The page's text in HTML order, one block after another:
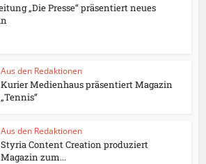
„Die Presse“ präsentiert neues
Aus den Redaktionen
Kurier Medienhaus präsentiert Magazin
„Tennis“
Aus den Redaktionen
Styria Content Creation produziert
Magazin zum...